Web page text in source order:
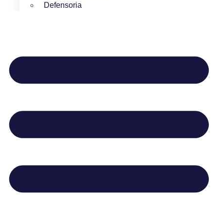
Defensoria